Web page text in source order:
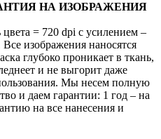
НА ИЗОБРАЖЕНИЯ
= 720 dpi с усилением –
изображения наносятся
глубоко проникает в ткань,
и не выгорит даже
Мы несем полную
и даем гарантии: 1 год – на
на все нанесения и